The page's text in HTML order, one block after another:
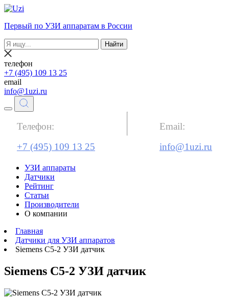
Первый по УЗИ аппаратам в России
Найти
телефон
+7 (495) 109 13 25
email
info@1uzi.ru
Телефон:
+7 (495) 109 13 25
Email:
info@1uzi.ru
УЗИ аппараты
Датчики
Рейтинг
Статьи
Производители
О компании
Главная
Датчики для УЗИ аппаратов
Siemens C5-2 УЗИ датчик
Siemens C5-2 УЗИ датчик